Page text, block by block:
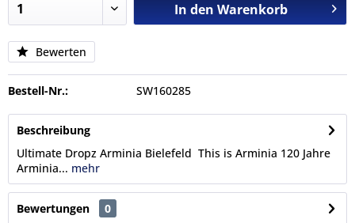
In den Warenkorb
Bewerten
Bestell-Nr.: SW160285
Beschreibung
Ultimate Dropz Arminia Bielefeld This is Arminia 120 Jahre
Arminia... mehr
Bewertungen
0